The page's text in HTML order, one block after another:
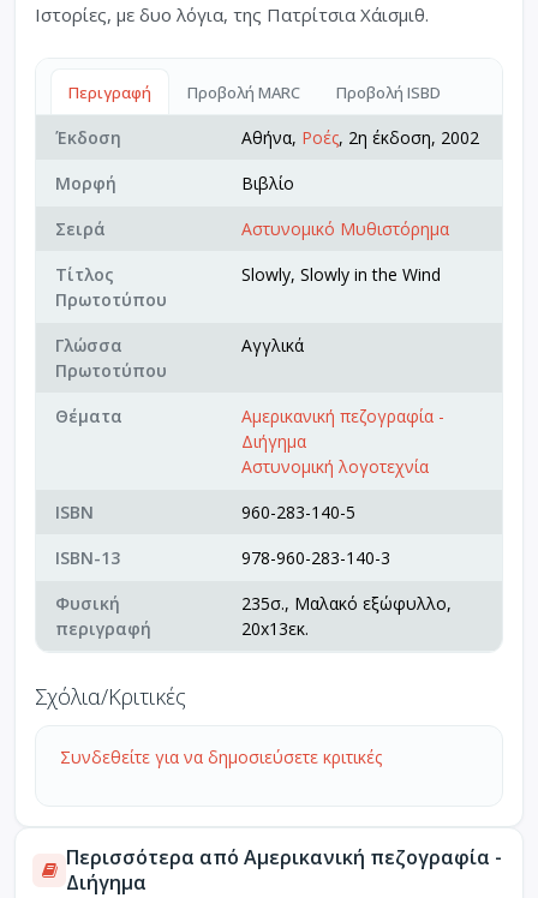
Ιστορίες, με δυο λόγια, της Πατρίτσια Χάισμιθ.
Περιγραφή Προβολή MARC Προβολή ISBD
Έκδοση Αθήνα, Ροές, 2η έκδοση, 2002
Μορφή
Βιβλίο
Σειρά
Αστυνομικό Μυθιστόρημα
Τίτλος
Πρωτοτύπου
Slowly, Slowly in the Wind
Γλώσσα
Πρωτοτύπου
Αγγλικά
Θέματα
Αμερικανική πεζογραφία -
Διήγημα
Αστυνομική λογοτεχνία
ISBN
960-283-140-5
ISBN-13
978-960-283-140-3
Φυσική
περιγραφή
235σ., Μαλακό εξώφυλλο,
20x13εκ.
Σχόλια/Κριτικές
Συνδεθείτε για να δημοσιεύσετε κριτικές
Περισσότερα από Αμερικανική πεζογραφία -
Διήγημα